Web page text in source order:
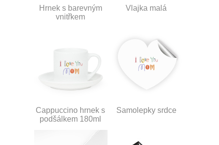
Hrnek s barevným
vnitřkem
Vlajka malá
Cappuccino hrnek s
podšálkem 180ml
Samolepky srdce